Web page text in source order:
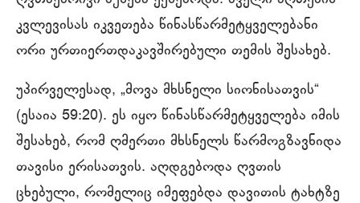
კვლევისას იკვეთება წინასწარმეტყველებანი
ორი ურთიერთდაკავშირებული თემის შესახებ.
უპირველესად, „მოვა მხსნელი სიონისათვის“
(ესაია 59:20). ეს იყო წინასწარმეტყველება იმის
შესახებ, რომ ღმერთი მხსნელს წარმოგზავნიდა
თავისი ერისათვის. აღდგებოდა ღვთის
ცხებული, რომელიც იმეფებდა დავითის ტახტზე